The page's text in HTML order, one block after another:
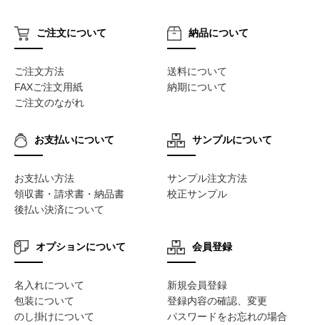
ご注文について
ご注文方法
FAXご注文用紙
ご注文のながれ
納品について
送料について
納期について
お支払いについて
お支払い方法
領収書・請求書・納品書
後払い決済について
サンプルについて
サンプル注文方法
校正サンプル
オプションについて
名入れについて
包装について
のし掛けについて
会員登録
新規会員登録
登録内容の確認、変更
パスワードをお忘れの場合